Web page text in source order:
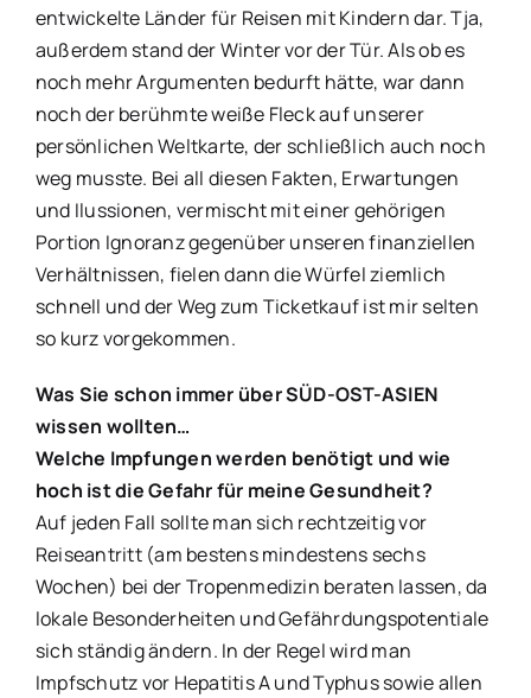
entwickelte Länder für Reisen mit Kindern dar. Tja,
außerdem stand der Winter vor der Tür. Als ob es
noch mehr Argumenten bedurft hätte, war dann
noch der berühmte weiße Fleck auf unserer
persönlichen Weltkarte, der schließlich auch noch
weg musste. Bei all diesen Fakten, Erwartungen
und Ilussionen, vermischt mit einer gehörigen
Portion Ignoranz gegenüber unseren finanziellen
Verhältnissen, fielen dann die Würfel ziemlich
schnell und der Weg zum Ticketkauf ist mir selten
so kurz vorgekommen.
Was Sie schon immer über SÜD-OST-ASIEN
wissen wollten…
Welche Impfungen werden benötigt und wie
hoch ist die Gefahr für meine Gesundheit?
Auf jeden Fall sollte man sich rechtzeitig vor
Reiseantritt (am bestens mindestens sechs
Wochen) bei der Tropenmedizin beraten lassen, da
lokale Besonderheiten und Gefährdungspotentiale
sich ständig ändern. In der Regel wird man
Impfschutz vor Hepatitis A und Typhus sowie allen